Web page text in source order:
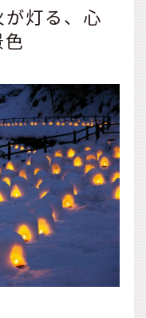
プランをご紹介
当地ラーメンの
しんだり温泉
まる魅力いっぱ
を楽しみましょ
が灯る、心